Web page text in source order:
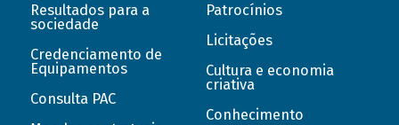
Resultados para a
sociedade
Credenciamento de
Equipamentos
Consulta PAC
Patrocínios
Licitações
Cultura e economia
criativa
Conhecimento